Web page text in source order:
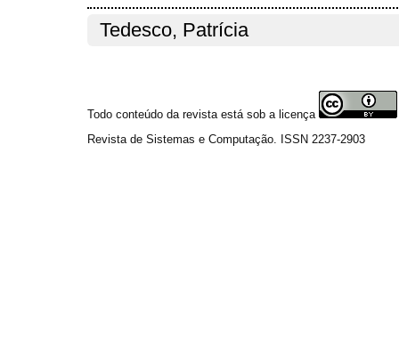
Tedesco, Patrícia
Todo conteúdo da revista está sob a licença
Revista de Sistemas e Computação. ISSN 2237-2903